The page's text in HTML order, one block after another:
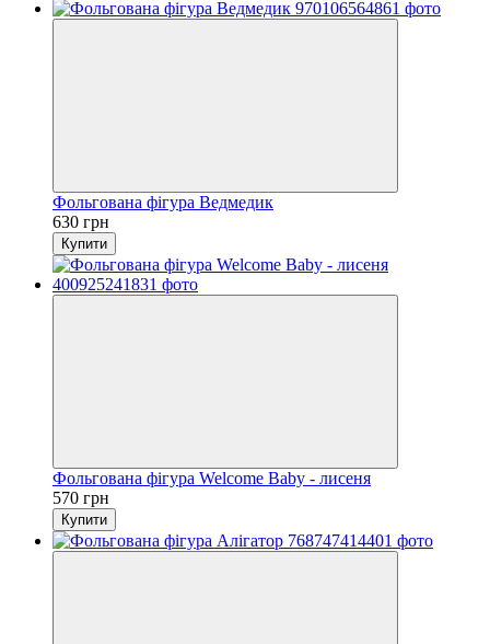
Фольгована фігура Ведмедик
630 грн
Купити
Фольгована фігура Welcome Baby - лисеня
570 грн
Купити